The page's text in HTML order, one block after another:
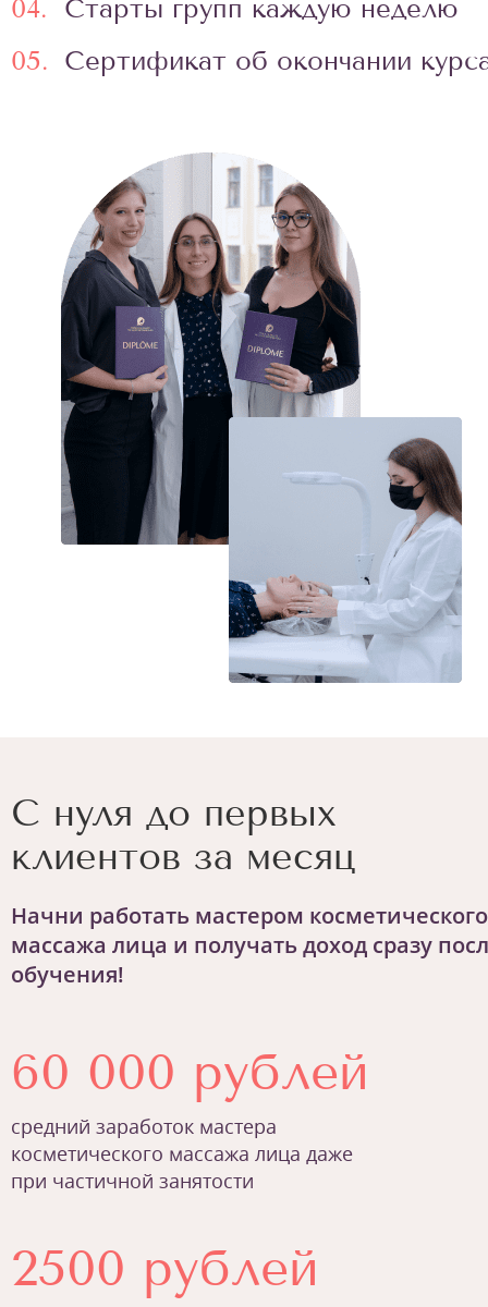
04.
Старты групп каждую неделю
05. Сертификат об окончании
С нуля до первых
клиентов за месяц
Начни работать мастером косметического
массажа лица и получать доход сразу
обучения!
60 000 рублей
средний заработок мастера
косметического массажа лица даже
при частичной занятости
2500 рублей